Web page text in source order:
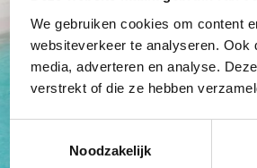
We gebruiken cookies om content
websiteverkeer te analyseren.
media, adverteren en analyse.
verstrekt of die ze hebben
Noodzakelijk